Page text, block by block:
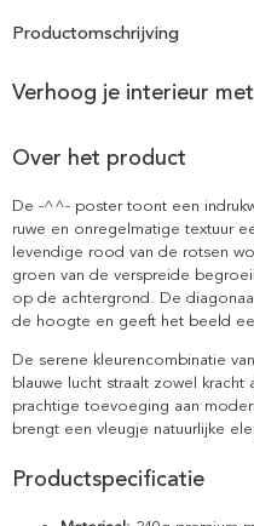
Productomschrijving
Verhoog je interieur
Over het product
De -^^- poster toont een
ruwe en onregelmatige textuur
levendige rood van de rotsen
groen van de verspreide
op de achtergrond. De
de hoogte en geeft het beeld
De serene kleurencombinatie
blauwe lucht straalt zowel
prachtige toevoeging aan
brengt een vleugje natuurlijke
Productspecificatie